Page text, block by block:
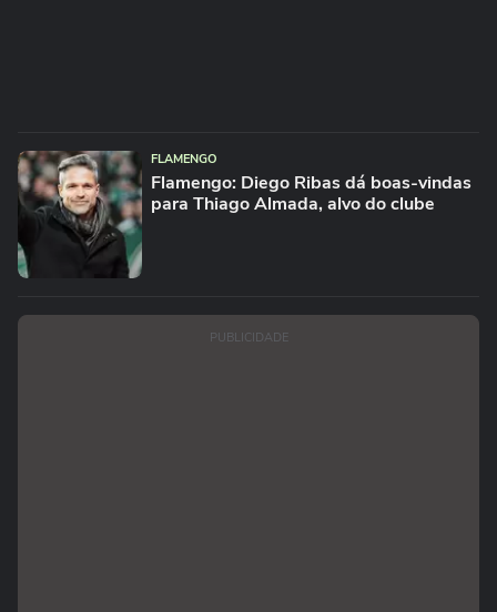
FLAMENGO
Flamengo: Diego Ribas dá boas-vindas
para Thiago Almada, alvo do clube
PUBLICIDADE